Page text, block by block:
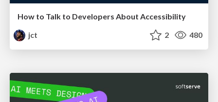
How to Talk to Developers About Accessibility
jct
2 480